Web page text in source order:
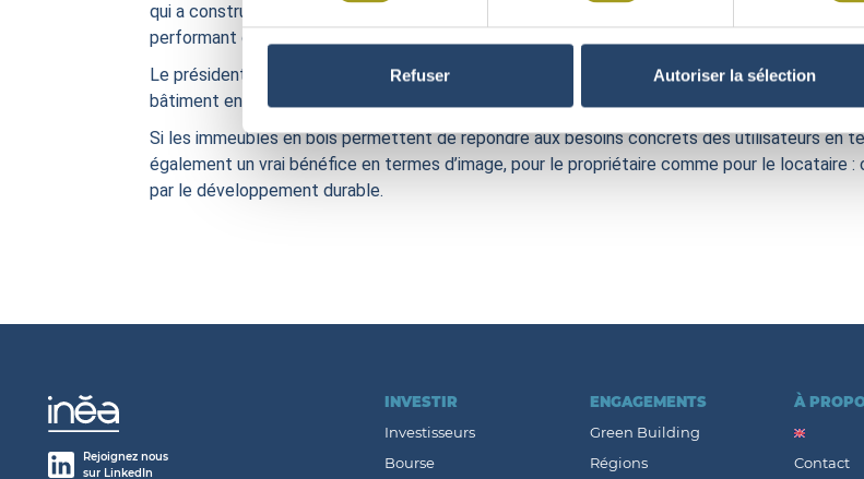
Refuser Autoriser la sélection
qui a construit l’immeuble. Le bois permet d’innover, d’améliorer l’isolation et d’obtenir un
performant qui vient d’être livré sur le territoire de Marseille ».
Le président de Foncière INEA, Philippe Rosio, est lui aussi interrogé : il précise que le prix
bâtiment en béton ». Le bois coûte certes plus cher, mais ce surcoût est compensé par un
Si les immeubles en bois permettent de répondre aux besoins concrets des utilisateurs en
également un vrai bénéfice en termes d’image, pour le propriétaire comme pour le locataire
par le développement durable.
Rejoignez nous
sur LinkedIn
INVESTIR
Investisseurs
Bourse
ENGAGEMENTS
Green Building
Régions
À
Contact